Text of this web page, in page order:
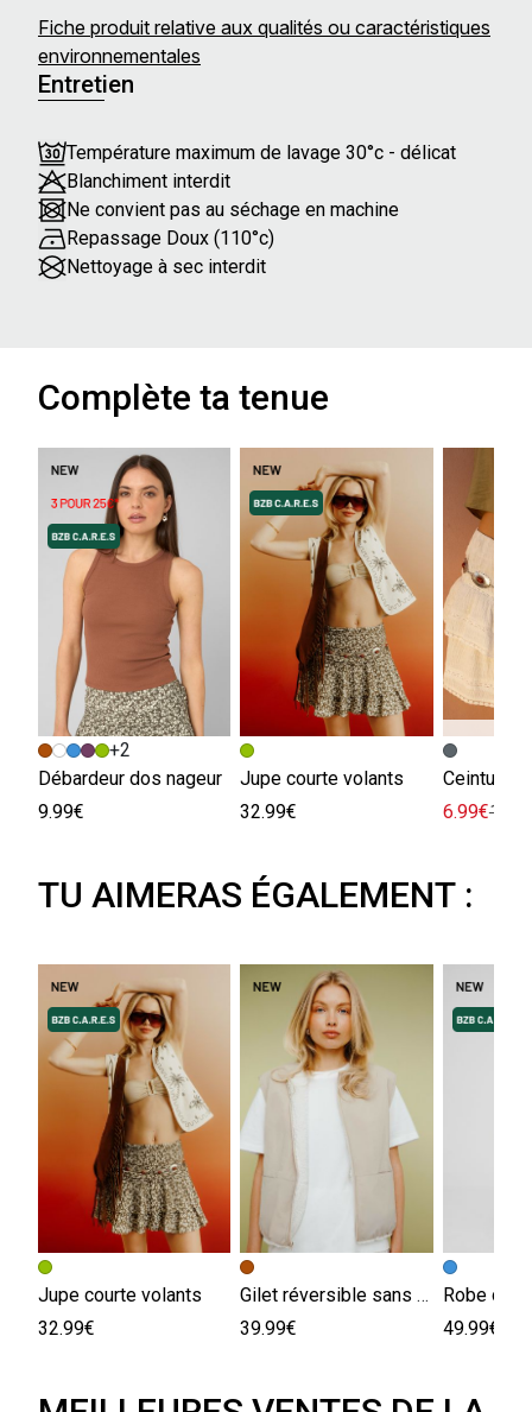
Fiche produit relative aux qualités ou caractéristiques
environnementales
Entretien
Température maximum de lavage 30°c - délicat
Blanchiment interdit
Ne convient pas au séchage en machine
Repassage Doux (110°c)
Nettoyage à sec interdit
Complète ta tenue
+2
Débardeur dos nageur
9.99€
Jupe courte volants
32.99€
Ceinture
6.99€
TU AIMERAS ÉGALEMENT :
Jupe courte volants
32.99€
Gilet réversible sans manches sherpa
39.99€
Robe
49.99€